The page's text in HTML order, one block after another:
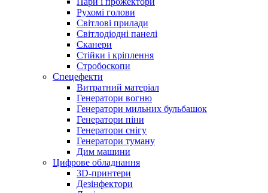
Рухомі голови
Світлові прилади
Світлодіодні панелі
Сканери
Стійки і кріплення
Стробоскопи
Спецефекти
Витратний матеріал
Генератори вогню
Генератори мильних бульбашок
Генератори піни
Генератори снігу
Генератори туману
Дим машини
Цифрове обладнання
3D-принтери
Дезінфектори